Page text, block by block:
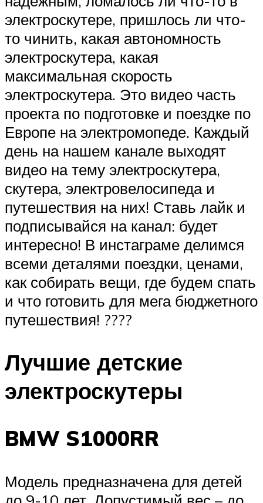
электроскутере, пришлось ли что-
то чинить, какая автономность
электроскутера, какая
максимальная скорость
электроскутера. Это видео часть
проекта по подготовке и поездке по
Европе на электромопеде. Каждый
день на нашем канале выходят
видео на тему электроскутера,
скутера, электровелосипеда и
путешествия на них! Ставь лайк и
подписывайся на канал: будет
интересно! В инстаграме делимся
всеми деталями поездки, ценами,
как собирать вещи, где будем спать
и что готовить для мега бюджетного
путешествия! ????
Лучшие детские
электроскутеры
BMW S1000RR
Модель предназначена для детей